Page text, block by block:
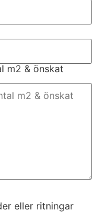
m2 & önskat
eller ritningar